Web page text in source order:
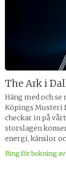
The Ark i
Häng med och
Köpings Musteri
checkar in på
storslagen
energi, känslor
Ring för bokning